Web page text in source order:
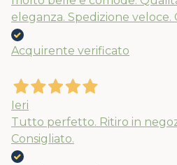
eleganza. Spedizione veloce.
Acquirente verificato
Ieri
Tutto perfetto. Ritiro in
Consigliato.